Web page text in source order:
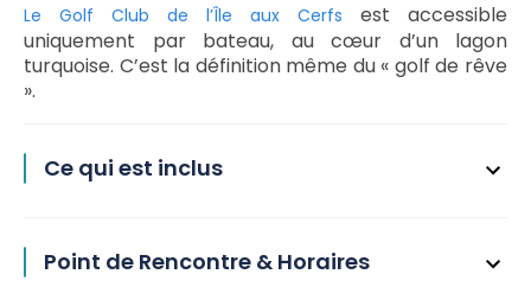
Le Golf Club de l’Île aux Cerfs est accessible
uniquement par bateau, au cœur d’un lagon
turquoise. C’est la définition même du « golf de rêve
».
Ce qui est inclus
Point de Rencontre & Horaires